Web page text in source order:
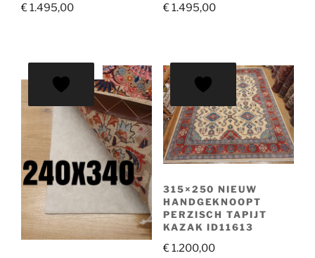
€1.495,00 €1.495,00
AANBIEDING!
315×250 NIEUW
HANDGEKNOOPT
PERZISCH TAPIJT
KAZAK ID11613
€1.200,00